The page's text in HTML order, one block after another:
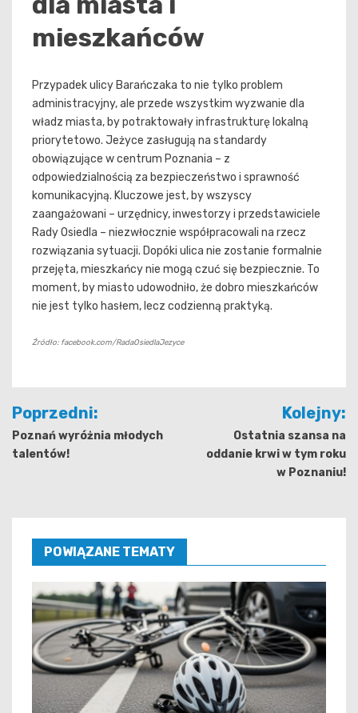
mieszkańców
Przypadek ulicy Barańczaka to nie tylko problem
administracyjny, ale przede wszystkim wyzwanie dla
władz miasta, by potraktowały infrastrukturę lokalną
priorytetowo. Jeżyce zasługują na standardy
obowiązujące w centrum Poznania – z
odpowiedzialnością za bezpieczeństwo i sprawność
komunikacyjną. Kluczowe jest, by wszyscy
zaangażowani – urzędnicy, inwestorzy i przedstawiciele
Rady Osiedla – niezwłocznie współpracowali na rzecz
rozwiązania sytuacji. Dopóki ulica nie zostanie formalnie
przejęta, mieszkańcy nie mogą czuć się bezpiecznie. To
moment, by miasto udowodniło, że dobro mieszkańców
nie jest tylko hasłem, lecz codzienną praktyką.
Źródło: facebook.com/RadaOsiedlaJezyce
Nawigacja
wpisu
Poprzedni:
Poznań wyróżnia młodych
talentów!
Kolejny:
Ostatnia szansa na
oddanie krwi w tym roku
w Poznaniu!
POWIĄZANE TEMATY